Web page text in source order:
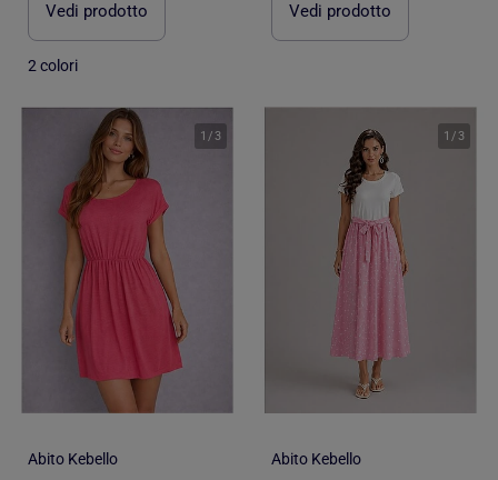
Vedi prodotto
2 colori
Vedi prodotto
1 /3
Abito Kebello
1 /3
Abito Kebello